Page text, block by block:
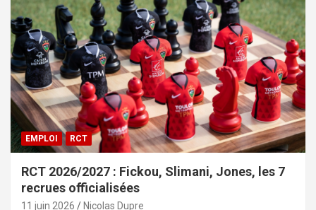
EMPLOI RCT
RCT 2026/2027 : Fickou, Slimani, Jones, les 7
recrues officialisées
11 juin 2026 Nicolas Dupre